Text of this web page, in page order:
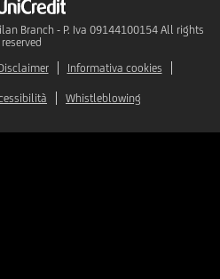
Branch - P. Iva 09144100154 All rights
reserved
Informativa cookies
Whistleblowing